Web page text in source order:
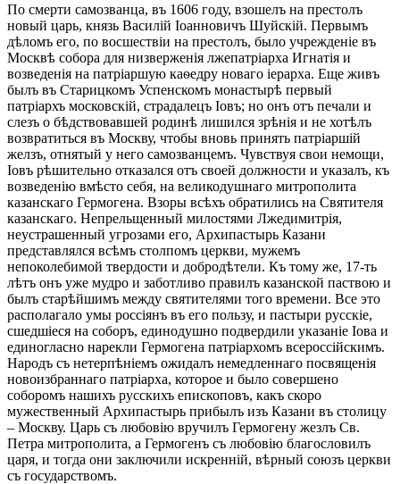
По смерти самозванца, въ 1606 году, взошелъ на престолъ
новый царь, князь Василій Іоанновичъ Шуйскій. Первымъ
дѣломъ его, по восшествіи на престолъ, было учрежденіе въ
Москвѣ собора для низверженія лжепатріарха Игнатія и
возведенія на патріаршую каѳедру новаго іерарха. Еще живъ
былъ въ Старицкомъ Успенскомъ монастырѣ первый
патріархъ московскій, страдалецъ Іовъ; но онъ отъ печали и
слезъ о бѣдствовавшей родинѣ лишился зрѣнія и не хотѣлъ
возвратиться въ Москву, чтобы вновь принять патріаршій
желзъ, отнятый у него самозванцемъ. Чувствуя свои немощи,
Іовъ рѣшительно отказался отъ своей должности и указалъ, къ
возведенію вмѣсто себя, на великодушнаго митрополита
казанскаго Гермогена. Взоры всѣхъ обратились на Святителя
казанскаго. Непрельщенный милостями Лжедимитрія,
неустрашенный угрозами его, Архипастырь Казани
представлялся всѣмъ столпомъ церкви, мужемъ
непоколебимой твердости и добродѣтели. Къ тому же, 17-ть
лѣтъ онъ уже мудро и заботливо правилъ казанской паствою и
былъ старѣйшимъ между святителями того времени. Все это
располагало умы россіянъ въ его пользу, и пастыри русскіе,
сшедшіеся на соборъ, единодушно подвердили указаніе Іова и
единогласно нарекли Гермогена патріархомъ всероссійскимъ.
Народъ съ нетерпѣніемъ ожидалъ немедленнаго посвященія
новоизбраннаго патріарха, которое и было совершено
соборомъ нашихъ русскихъ епископовъ, какъ скоро
мужественный Архипастырь прибылъ изъ Казани въ столицу
– Москву. Царь съ любовію вручилъ Гермогену жезлъ Св.
Петра митрополита, а Гермогенъ съ любовію благословилъ
царя, и тогда они заключили искренній, вѣрный союзъ церкви
съ государствомъ.